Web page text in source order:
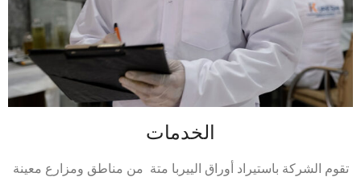
الخدمات
تقوم الشركة باستيراد أوراق الييربا متة من مناطق ومزارع معينة